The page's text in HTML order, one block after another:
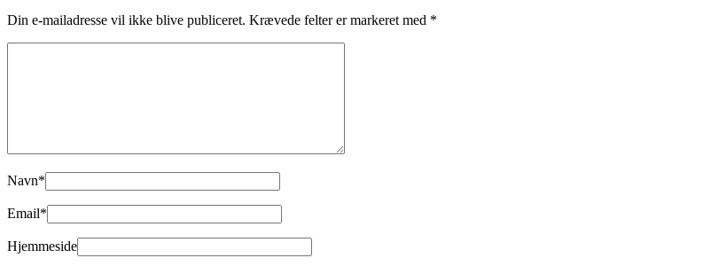
Din e-mailadresse vil ikke blive publiceret. Krævede felter er markeret med *
Navn*
Email*
Hjemmeside